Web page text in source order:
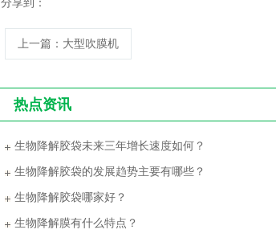
分享到：
上一篇 ：大型吹膜机
热点资讯
生物降解胶袋未来三年增长速度如何？
生物降解胶袋的发展趋势主要有哪些？
生物降解胶袋哪家好？
生物降解膜有什么特点？